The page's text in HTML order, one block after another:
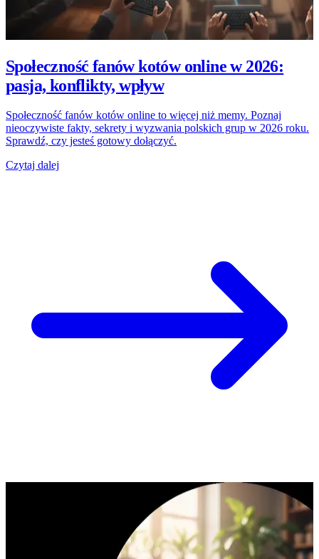
Społeczność fanów kotów online w 2026:
pasja, konflikty, wpływ
Społeczność fanów kotów online to więcej niż memy. Poznaj
nieoczywiste fakty, sekrety i wyzwania polskich grup w 2026 roku.
Sprawdź, czy jesteś gotowy dołączyć.
Czytaj dalej